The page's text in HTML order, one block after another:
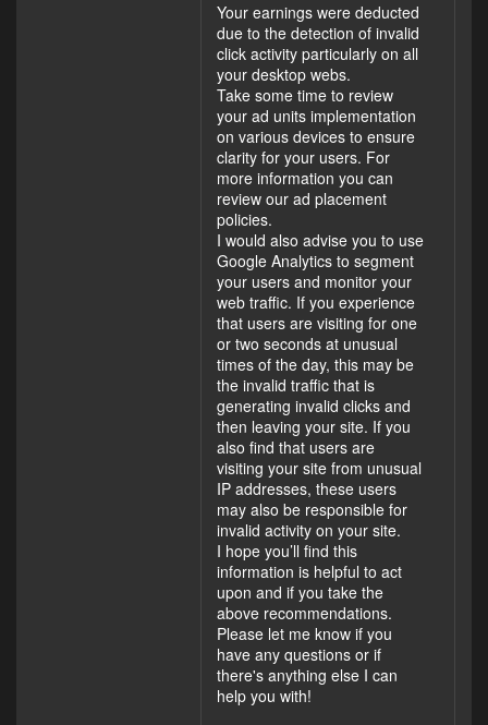
Your earnings were deducted
due to the detection of invalid
click activity particularly on all
your desktop webs.
Take some time to review
your ad units implementation
on various devices to ensure
clarity for your users. For
more information you can
review our ad placement
policies.
I would also advise you to use
Google Analytics to segment
your users and monitor your
web traffic. If you experience
that users are visiting for one
or two seconds at unusual
times of the day, this may be
the invalid traffic that is
generating invalid clicks and
then leaving your site. If you
also find that users are
visiting your site from unusual
IP addresses, these users
may also be responsible for
invalid activity on your site.
I hope you’ll find this
information is helpful to act
upon and if you take the
above recommendations.
Please let me know if you
have any questions or if
there's anything else I can
help you with!